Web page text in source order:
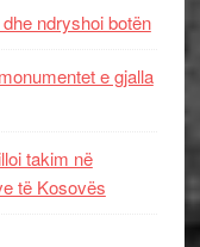
ndryshoi botën
e gjalla
takim në
të Kosovës